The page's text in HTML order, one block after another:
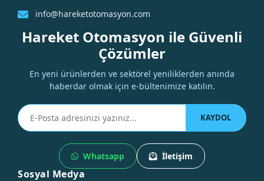
info@hareketotomasyon.com
Hareket Otomasyon ile Güvenli
Çözümler
En yeni ürünlerden ve sektörel yeniliklerden anında
haberdar olmak için e-bültenimize katılın.
KAYDOL
Whatsapp İletişim
Sosyal Medya